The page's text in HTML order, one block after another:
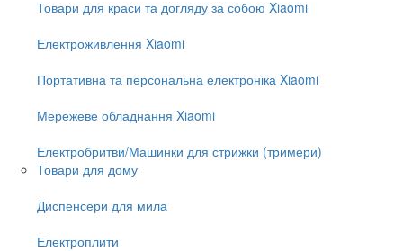
Товари для краси та догляду за собою Xiaomi
Електроживлення Xiaomi
Портативна та персональна електроніка Xiaomi
Мережеве обладнання Xiaomi
Електробритви/Машинки для стрижки (тримери)
Товари для дому
Диспенсери для мила
Електроплити